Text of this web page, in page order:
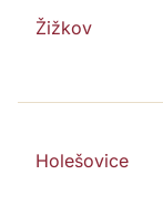
Žižkov
Holešovice